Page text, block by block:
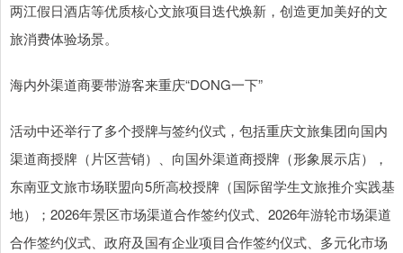
两江假日酒店等优质核心文旅项目迭代焕新，创造更加美好的文
旅消费体验场景。
海内外渠道商要带游客来重庆“DONG一下”
活动中还举行了多个授牌与签约仪式，包括重庆文旅集团向国内
渠道商授牌（片区营销）、向国外渠道商授牌（形象展示店），
东南亚文旅市场联盟向5所高校授牌（国际留学生文旅推介实践基
地）；2026年景区市场渠道合作签约仪式、2026年游轮市场渠道
合作签约仪式、政府及国有企业项目合作签约仪式、多元化市场